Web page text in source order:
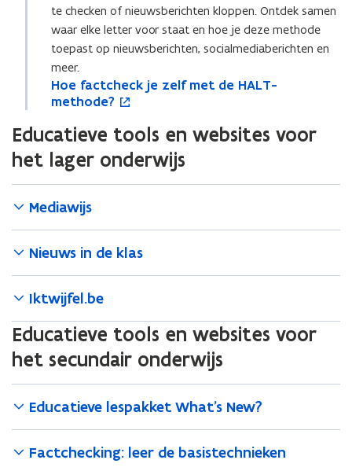
f
o
r
m
a
t
e
f
o
r
m
a
t
e
j
n
?
n
?
f
i
l
t
e
r
b
u
b
b
?
i
e
u
w
v
e
n
s
t
e
f
i
l
t
e
r
b
u
b
b
?
te checken of nieuwsberichten kloppen. Ontdek samen
waar elke letter voor staat en hoe je deze methode
toepast op nieuwsberichten, socialmediaberichten en
meer.
H
o
f
a
c
t
c
h
e
c
e
e
f
m
t
d
e
o
p
n
t
i
n
n
i
e
u
e
s
e
r
Hoe factcheck je zelf met de HALT-
methode?
H
o
f
a
c
t
c
h
e
c
e
e
f
m
t
d
e
Educatieve tools en websites voor
het lager onderwijs
Mediawijs
Nieuws in de klas
Iktwijfel.be
Educatieve tools en websites voor
het secundair onderwijs
Educatieve lespakket What's New?
Factchecking: leer de basistechnieken